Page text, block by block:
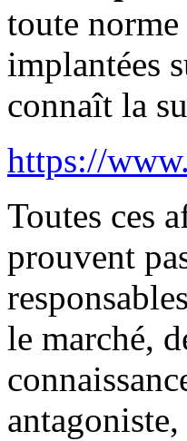
toute
implantées
connaît la
https://
Toutes ces
prouvent
le marché,